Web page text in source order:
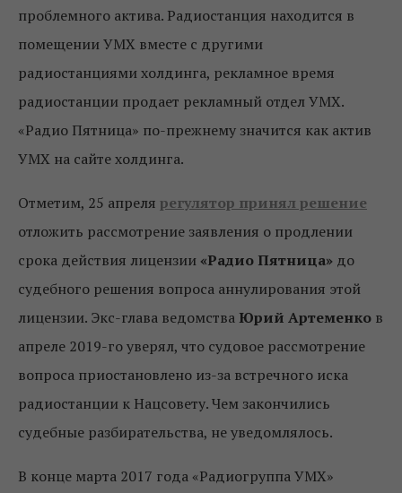
проблемного актива. Радиостанция находится в
помещении УМХ вместе с другими
радиостанциями холдинга, рекламное время
радиостанции продает рекламный отдел УМХ.
«Радио Пятница» по-прежнему значится как актив
УМХ на сайте холдинга.
Отметим, 25 апреля регулятор принял решение
отложить рассмотрение заявления о продлении
срока действия лицензии «Радио Пятница» до
судебного решения вопроса аннулирования этой
лицензии. Экс-глава ведомства Юрий Артеменко в
апреле 2019-го уверял, что судовое рассмотрение
вопроса приостановлено из-за встречного иска
радиостанции к Нацсовету. Чем закончились
судебные разбирательства, не уведомлялось.
В конце марта 2017 года «Радиогруппа УМХ»